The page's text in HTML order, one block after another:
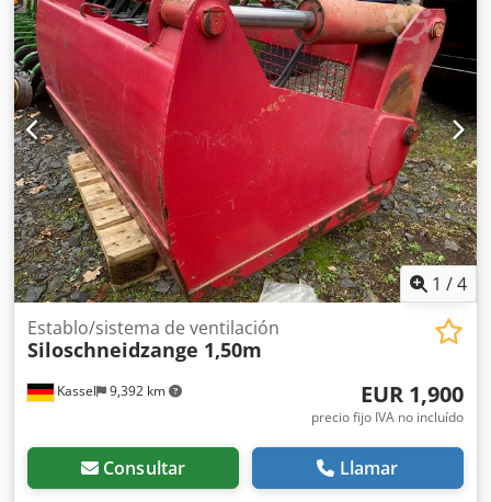
1 /4
Kassel 9,392 km
Establo/sistema de ventilación
Siloschneidzange 1,50m
EUR 1,900
precio fijo IVA no incluído
Consultar Llamar